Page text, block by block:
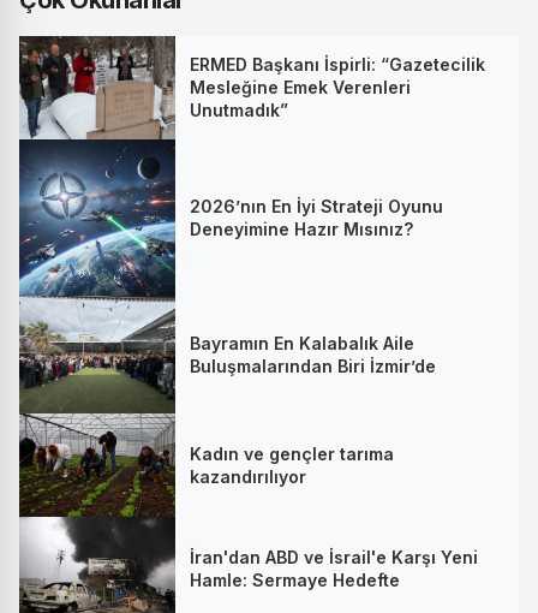
ERMED Başkanı İspirli: “Gazetecilik
Mesleğine Emek Verenleri
Unutmadık”
2026’nın En İyi Strateji Oyunu
Deneyimine Hazır Mısınız?
Bayramın En Kalabalık Aile
Buluşmalarından Biri İzmir’de
Kadın ve gençler tarıma
kazandırılıyor
İran'dan ABD ve İsrail'e Karşı Yeni
Hamle: Sermaye Hedefte